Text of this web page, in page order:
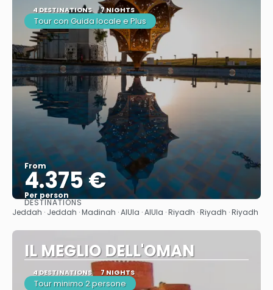
4 DESTINATIONS 7 NIGHTS
Tour con Guida locale e Plus
From
4.375 €
Per person
See
DESTINATIONS
Jeddah · Jeddah · Madinah · AlUla · AlUla · Riyadh · Riyadh · Riyadh
IL MEGLIO DELL'OMAN
4 DESTINATIONS 7 NIGHTS
Tour minimo 2 persone